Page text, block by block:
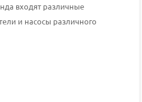
входят различные
и насосы различного